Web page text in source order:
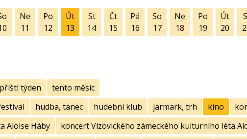
Ne
11
Po
12
Út
13
St
14
Čt
15
Pá
16
So
17
Ne
18
Po
19
Út
20
příští týden
tento měsíc
hudba, tanec hudební klub jarmark, trh kino
Aloise Háby
koncert Vizovického zámeckého kulturního léta